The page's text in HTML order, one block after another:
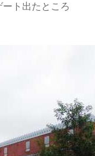
ト出たところ